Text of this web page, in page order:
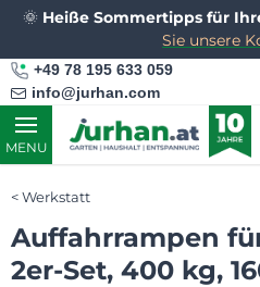
🌞 Heiße Sommertipps für
Sie unsere
+49 78 195 633 059
info@jurhan.com
MENU
Werkstatt
Auffahrrampen
2er-Set, 400 kg,